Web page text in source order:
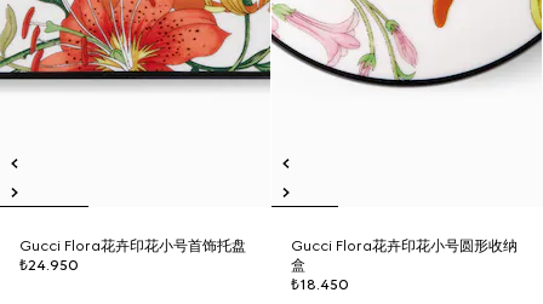
Gucci Flora花卉印花小号首饰托盘
₺24.950
Gucci Flora花卉印花小号圆形收纳
盒
₺18.450